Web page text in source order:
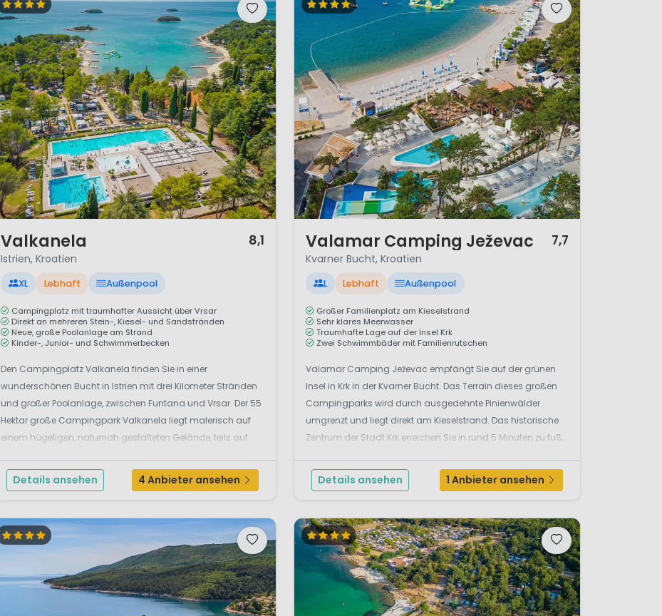
Valkanela 8,1
Istrien, Kroatien
XL Lebhaft Außenpool
Campingplatz mit traumhafter Aussicht über Vrsar
Direkt an mehreren Stein-, Kiesel- und Sandstränden
Neue, große Poolanlage am Strand
Kinder-, Junior- und Schwimmerbecken
Den Campingplatz Valkanela finden Sie in einer
wunderschönen Bucht in Istrien mit drei Kilometer Stränden
und großer Poolanlage, zwischen Funtana und Vrsar. Der 55
Hektar große Campingpark Valkanela liegt malerisch auf
einem hügeligen, naturnah gestalteten Gelände, teils auf
Details ansehen 4 Anbieter ansehen
Valamar Camping Ježevac 7,7
Kvarner Bucht, Kroatien
L Lebhaft Außenpool
Großer Familienplatz am Kieselstrand
Sehr klares Meerwasser
Traumhafte Lage auf der Insel Krk
Zwei Schwimmbäder mit Familienrutschen
Valamar Camping Ježevac empfängt Sie auf der grünen
Insel in Krk in der Kvarner Bucht. Das Terrain dieses großen
Campingparks wird durch ausgedehnte Pinienwälder
umgrenzt und liegt direkt am Kieselstrand. Das historische
Zentrum der Stadt Krk erreichen Sie in rund 5 Minuten zu fuß.
Familien.Fam...
Details ansehen 1 Anbieter ansehen